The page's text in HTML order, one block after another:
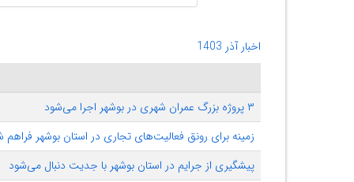
اخبار آذر 1403
۳ پروژه بزرگ عمران شهری در بوشهر اجرا می‌شود
زمینه برای رونق فعالیت‌های تجاری در استان بوشهر فراهم
پیشگیری از جرایم در استان بوشهر با جدیت دنبال می‌شود